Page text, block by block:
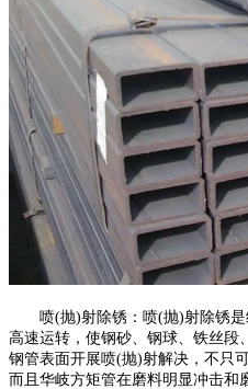
喷(抛)射除锈：喷(抛)射除锈是
高速运转，使钢砂、钢球、铁丝段
钢管表面开展喷(抛)射解决，不只
而且华岐方矩管在磨料明显冲击和